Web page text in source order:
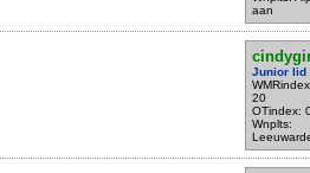
aan
Junior lid
20
OTindex:
Wnplts: